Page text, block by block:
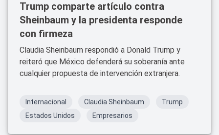
Trump comparte artículo contra
Sheinbaum y la presidenta responde
con firmeza
Claudia Sheinbaum respondió a Donald Trump y
reiteró que México defenderá su soberanía ante
cualquier propuesta de intervención extranjera.
Internacional Claudia Sheinbaum
Trump
Estados Unidos
Empresarios